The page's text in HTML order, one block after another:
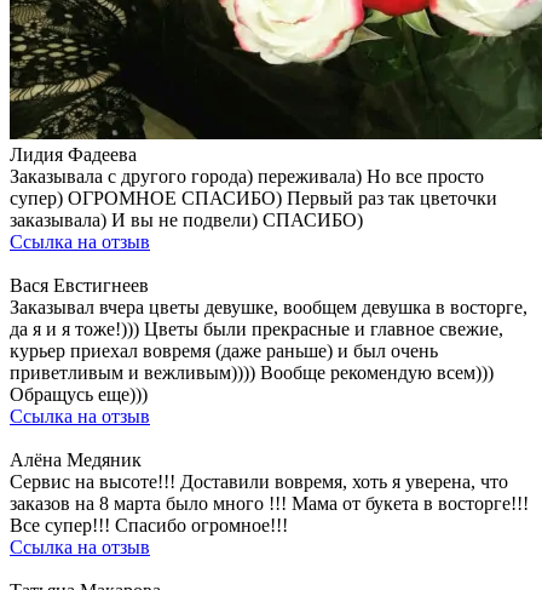
Лидия Фадеева
Заказывала с другого города) переживала) Но все просто
супер) ОГРОМНОЕ СПАСИБО) Первый раз так цветочки
заказывала) И вы не подвели) СПАСИБО)
Ссылка на отзыв
Вася Евстигнеев
Заказывал вчера цветы девушке, вообщем девушка в восторге,
да я и я тоже!))) Цветы были прекрасные и главное свежие,
курьер приехал вовремя (даже раньше) и был очень
приветливым и вежливым)))) Вообще рекомендую всем)))
Обращусь еще)))
Ссылка на отзыв
Алёна Медяник
Сервис на высоте!!! Доставили вовремя, хоть я уверена, что
заказов на 8 марта было много !!! Мама от букета в восторге!!!
Все супер!!! Спасибо огромное!!!
Ссылка на отзыв